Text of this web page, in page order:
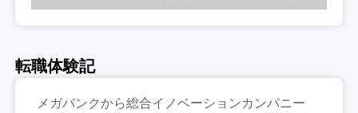
転職体験記
メガバンクから総合イノベーションカンパニー